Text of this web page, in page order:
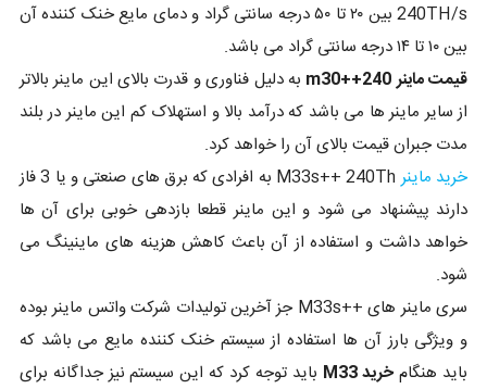
240TH/s بین ۲۰ تا ۵۰ درجه سانتی گراد و دمای مایع خنک کننده آن
بین ۱۰ تا ۱۴ درجه سانتی گراد می باشد.
قیمت ماینر m30++240
به دلیل فناوری و قدرت بالای این ماینر بالاتر
از سایر ماینر ها می باشد که درآمد بالا و استهلاک کم این ماینر در بلند
مدت جبران قیمت بالای آن را خواهد کرد.
خرید ماینر
M33s++ 240Th به افرادی که برق های صنعتی و یا 3 فاز
دارند پیشنهاد می شود و این ماینر قطعا بازدهی خوبی برای آن ها
خواهد داشت و استفاده از آن باعث کاهش هزینه های ماینینگ می
شود.
سری ماینر های ++M33s جز آخرین تولیدات شرکت واتس ماینر بوده
و ویژگی بارز آن ها استفاده از سیستم خنک کننده مایع می باشد که
باید هنگام خرید M33
باید توجه کرد که این سیستم نیز جداگانه برای